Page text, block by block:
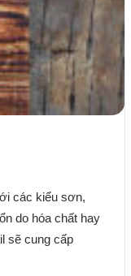
các kiểu sơn,
do hóa chất hay
sẽ cung cấp